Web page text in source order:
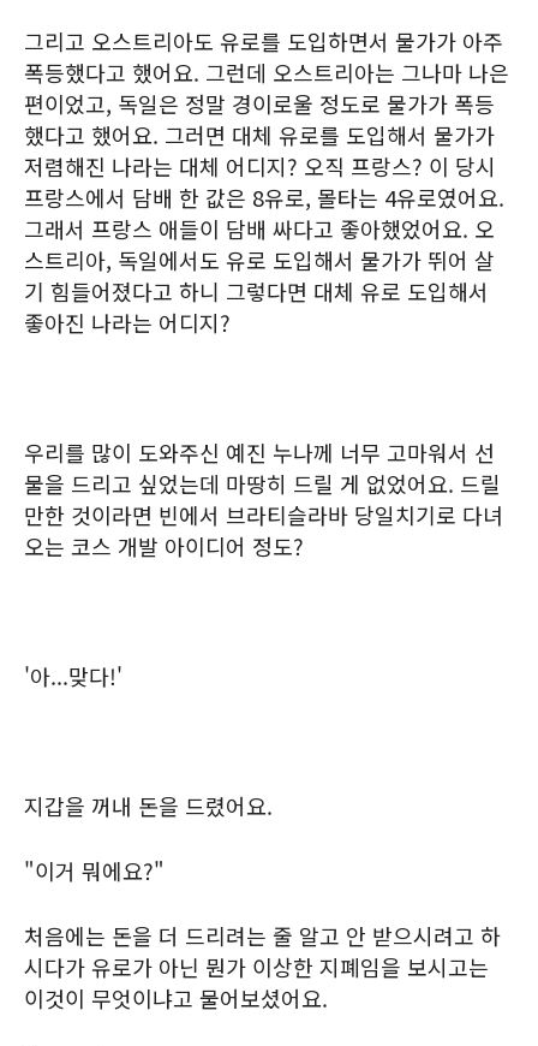
그리고 오스트리아도 유로를 도입하면서 물가가 아주
폭등했다고 했어요. 그런데 오스트리아는 그나마 나은
편이었고, 독일은 정말 경이로울 정도로 물가가 폭등
했다고 했어요. 그러면 대체 유로를 도입해서 물가가
저렴해진 나라는 대체 어디지? 오직 프랑스? 이 당시
프랑스에서 담배 한 값은 8유로, 몰타는 4유로였어요.
그래서 프랑스 애들이 담배 싸다고 좋아했었어요. 오
스트리아, 독일에서도 유로 도입해서 물가가 뛰어 살
기 힘들어졌다고 하니 그렇다면 대체 유로 도입해서
좋아진 나라는 어디지?
우리를 많이 도와주신 예진 누나께 너무 고마워서 선
물을 드리고 싶었는데 마땅히 드릴 게 없었어요. 드릴
만한 것이라면 빈에서 브라티슬라바 당일치기로 다녀
오는 코스 개발 아이디어 정도?
'아...맞다!'
지갑을 꺼내 돈을 드렸어요.
"이거 뭐에요?"
처음에는 돈을 더 드리려는 줄 알고 안 받으시려고 하
시다가 유로가 아닌 뭔가 이상한 지폐임을 보시고는
이것이 무엇이냐고 물어보셨어요.